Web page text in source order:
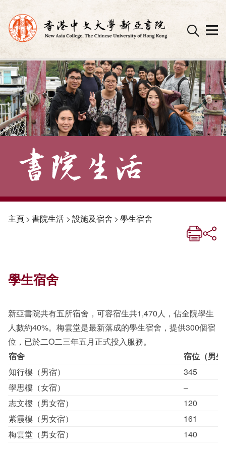
Skip
to
content
主頁> 書院生活 > 設施及宿舍 > 學生宿舍
學生宿舍
新亞書院共有五所宿舍，可容宿生共1,470人，佔全院學生
人數約40%。梅雲堂是最新落成的學生宿舍，提供300個宿
位，已於二O二三年五月正式投入服務。
宿舍
宿位（男生
知行樓（男宿）
345
學思樓（女宿）
–
志文樓（男女宿）
120
紫霞樓（男女宿）
161
梅雲堂（男女宿）
140